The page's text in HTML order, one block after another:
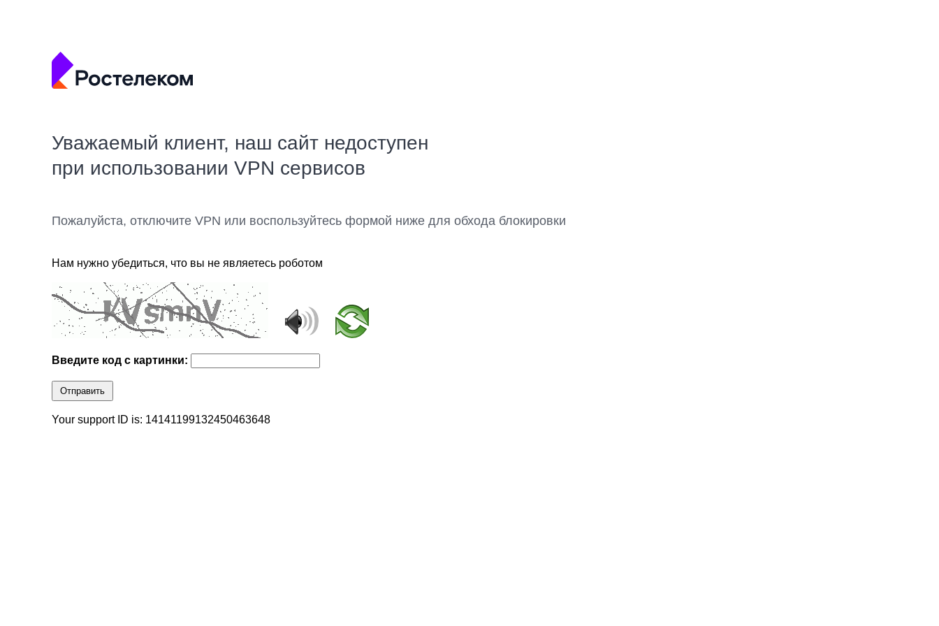
Уважаемый клиент, наш сайт недоступен
при использовании VPN сервисов
Пожалуйста, отключите VPN или воспользуйтесь формой ниже для обхода блокировки
Нам нужно убедиться, что вы не являетесь роботом
Введите код с картинки:
Отправить
Your support ID is: 14141199132450463648